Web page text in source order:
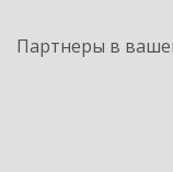
Партнеры в